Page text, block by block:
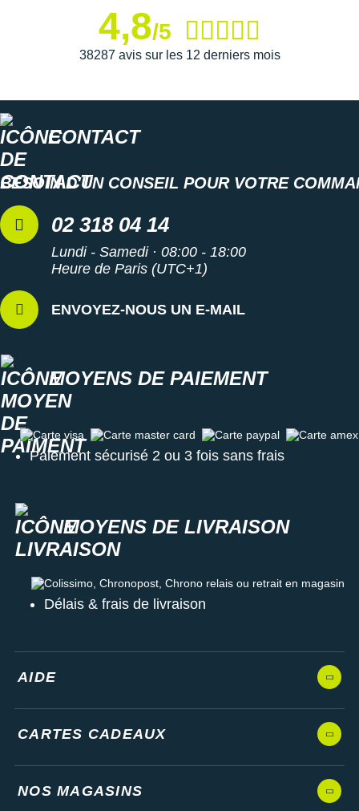
responsable.
sujettes à l'abrasion, le caoutchouc résiste à vos multiple
Semelle intérieure amovible
Poids constaté chez i-Run : 234 g en taille 42
Les autres produits Asics
4,8/5
38287 avis sur les 12 derniers mois
CONTACT
BESOIN D'UN CONSEIL POUR VOTRE
02 318 04 14
Lundi - Samedi · 08:00 - 18:00
Heure de Paris (UTC+1)
ENVOYEZ-NOUS UN E-MAIL
MOYENS DE PAIEMENT
Carte visa Carte master card Carte paypal Carte amex
Paiement sécurisé 2 ou 3 fois sans frais
MOYENS DE LIVRAISON
Colissimo, Chronopost, Chrono relais ou retrait en magasin
Délais & frais de livraison
AIDE
CARTES CADEAUX
NOS MAGASINS